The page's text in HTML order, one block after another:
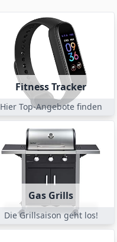
Fitness Tracker
Hier Top-Angebote finden
Gas Grills
Die Grillsaison geht los!